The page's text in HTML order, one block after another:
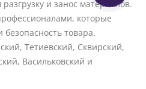
и занос материалов.
которые
безопасность товара.
Тетиевский, Сквирский,
Васильковский и